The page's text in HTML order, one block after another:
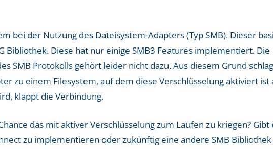
bei der Nutzung des Dateisystem-Adapters (Typ SMB). Dieser
Bibliothek. Diese hat nur einige SMB3 Features implementiert. Die
SMB Protokolls gehört leider nicht dazu. Aus diesem Grund
zu einem Filesystem, auf dem diese Verschlüsselung aktiviert ist
klappt die Verbindung.
das mit aktiver Verschlüsselung zum Laufen zu kriegen? Gibt
zu implementieren oder zukünftig eine andere SMB